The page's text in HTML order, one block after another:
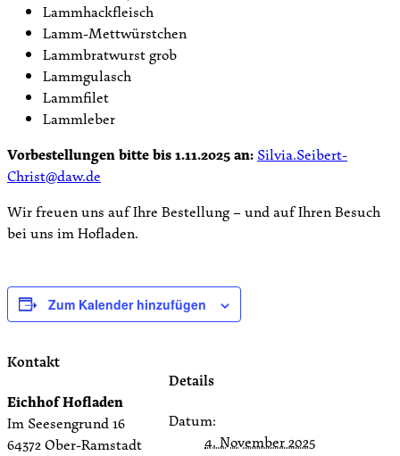
Lammhackfleisch
Lamm-Mettwürstchen
Lammbratwurst grob
Lammgulasch
Lammfilet
Lammleber
Vorbestellungen bitte bis 1.11.2025 an: Silvia.Seibert-
Christ@daw.de
Wir freuen uns auf Ihre Bestellung – und auf Ihren Besuch
bei uns im Hofladen.
Zum Kalender hinzufügen
Details
Datum:
4. November 2025
Kontakt
Eichhof Hofladen
Im Seesengrund 16
64372 Ober-Ramstadt